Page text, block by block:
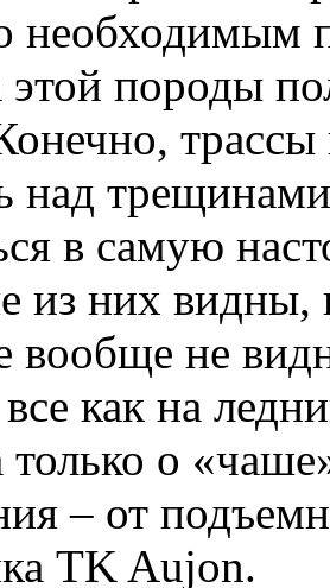
необходимым
этой породы
над
в самую
из них видны,
вообще не
как на
только о
– от
TK Aujon.